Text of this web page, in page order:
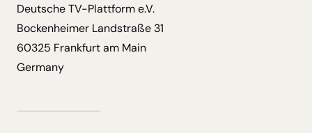
Deutsche TV-Plattform e.V.
Bockenheimer Landstraße 31
60325 Frankfurt am Main
Germany